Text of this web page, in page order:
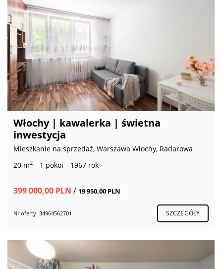
Włochy | kawalerka | świetna
inwestycja
Mieszkanie na sprzedaż, Warszawa Włochy, Radarowa
20 m2 1 pokoi 1967 rok
399 000,00 PLN / 19 950,00 PLN
Nr oferty: 34964562701 SZCZEGÓŁY